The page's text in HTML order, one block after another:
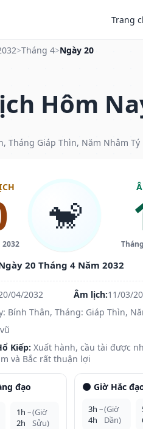
Trang
>Tháng 4>Ngày 20
Hôm
Tháng Giáp Thìn, Năm Nhâm Tý
2032
🐒
20 Tháng 4 Năm 2032
04/2032 Âm lịch:11/03/
Bính Thân, Tháng: Giáp Thìn,
Kiếp: Xuất hành, cầu tài được
và Bắc rất thuận lợi
đạo
1h –
2h
(Giờ
Sửu)
🌑 Giờ Hắc
3h –
4h
(Giờ
Dần)